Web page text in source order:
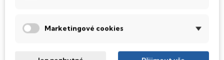
osobních údajů
Marketingové cookies